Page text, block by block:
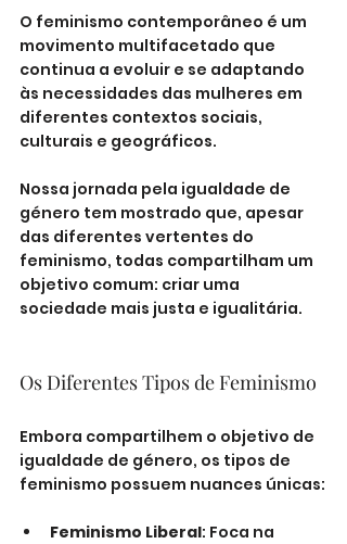
O feminismo contemporâneo é um
movimento multifacetado que
continua a evoluir e se adaptando
às necessidades das mulheres em
diferentes contextos sociais,
culturais e geográficos.
Nossa jornada pela igualdade de
género tem mostrado que, apesar
das diferentes vertentes do
feminismo, todas compartilham um
objetivo comum: criar uma
sociedade mais justa e igualitária.
Os Diferentes Tipos de Feminismo
Embora compartilhem o objetivo de
igualdade de género, os tipos de
feminismo possuem nuances únicas:
Feminismo Liberal: Foca na